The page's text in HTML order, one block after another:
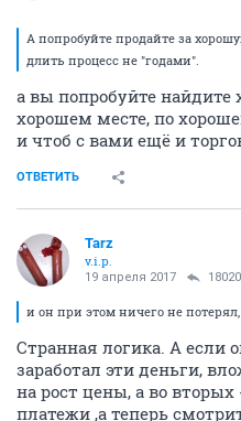
А попробуйте продайте за
длить процесс не "годами".
а вы попробуйте найдите
хорошем месте, по
и чтоб с вами ещё и
ОТВЕТИТЬ
Tarz
v.i.p.
19 апреля 2017
и он при этом ничего не
Странная логика. А если
заработал эти деньги,
на рост цены, а во
платежи ,а теперь